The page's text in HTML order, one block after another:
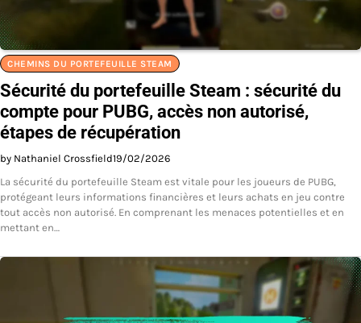
CHEMINS DU PORTEFEUILLE STEAM
Sécurité du portefeuille Steam : sécurité du
compte pour PUBG, accès non autorisé,
étapes de récupération
by Nathaniel Crossfield19/02/2026
La sécurité du portefeuille Steam est vitale pour les joueurs de PUBG,
protégeant leurs informations financières et leurs achats en jeu contre
tout accès non autorisé. En comprenant les menaces potentielles et en
mettant en…